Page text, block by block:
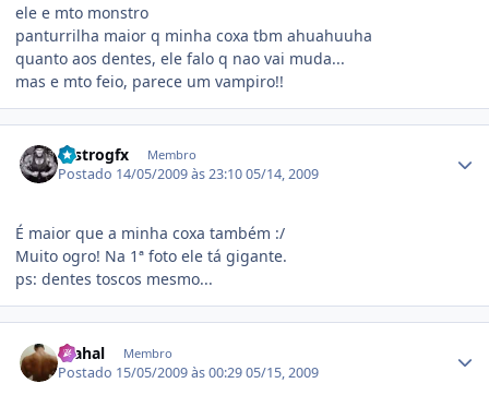
ele e mto monstro
panturrilha maior q minha coxa tbm ahuahuuha
quanto aos dentes, ele falo q nao vai muda...
mas e mto feio, parece um vampiro!!
castrogfx Membro
Postado 14/05/2009 às 23:1005/14, 2009
É maior que a minha coxa também :/
Muito ogro! Na 1ª foto ele tá gigante.
ps: dentes toscos mesmo...
mahal Membro
Postado 15/05/2009 às 00:2905/15, 2009